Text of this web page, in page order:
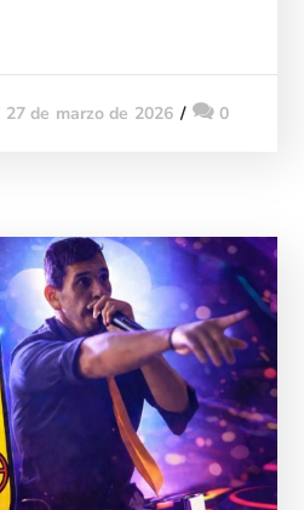
27 de marzo de 2026 0